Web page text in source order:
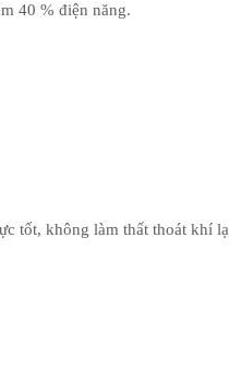
40 % điện năng.
tốt, không làm thất thoát khí